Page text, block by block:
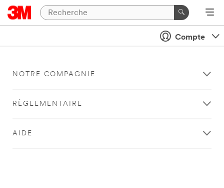
Compte
NOTRE COMPAGNIE
RÈGLEMENTAIRE
AIDE